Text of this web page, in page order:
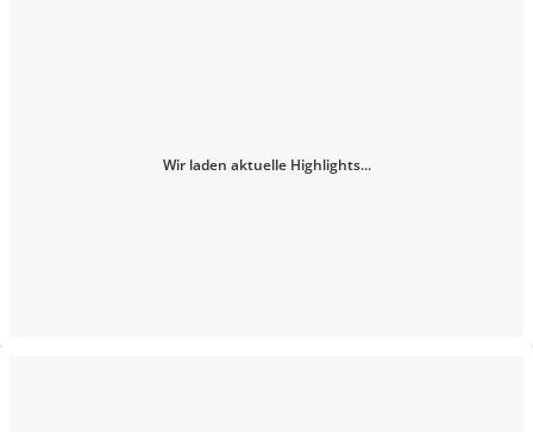
Wir laden aktuelle Highlights...